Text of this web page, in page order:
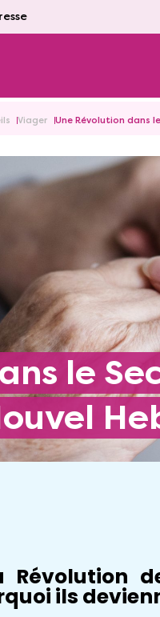
Viager Une Révolution dans
ils